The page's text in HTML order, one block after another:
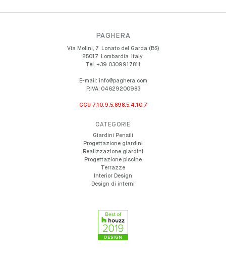
PAGHERA
Via Molini, 7
Lonato del Garda (BS)
25017
Lombardia
Italy
Tel. +39 0309917811
E-mail: info@paghera.com
P.IVA: 04629200983
CCU 7.10.9.5.898.5.4.10.7
CATEGORIE
Giardini Pensili
Progettazione giardini
Realizzazione giardini
Progettazione piscine
Terrazze
Interior Design
Design di interni